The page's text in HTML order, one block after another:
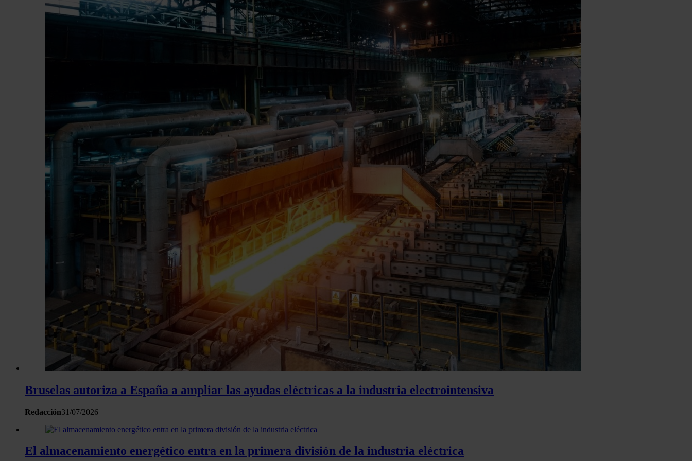
Bruselas autoriza a España a ampliar las ayudas eléctricas a la industria electrointensiva
Redacción31/07/2026
El almacenamiento energético entra en la primera división de la industria eléctrica